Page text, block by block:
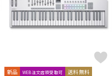
新品 WEB注文店頭受取可 送料無料